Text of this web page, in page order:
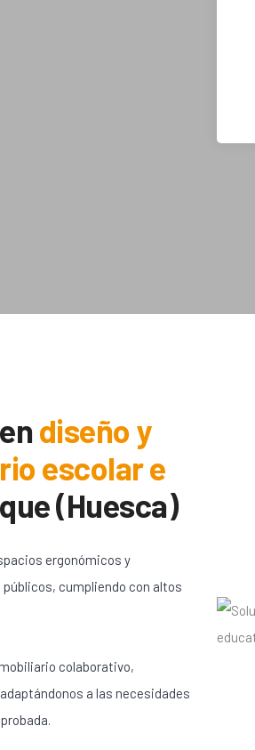
diseño y
escolar e
(Huesca)
ergonómicos y
cumpliendo con altos
colaborativo,
a las necesidades